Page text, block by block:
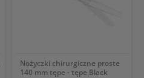
Nożyczki chirurgiczne proste
140 mm tępe - tępe Black